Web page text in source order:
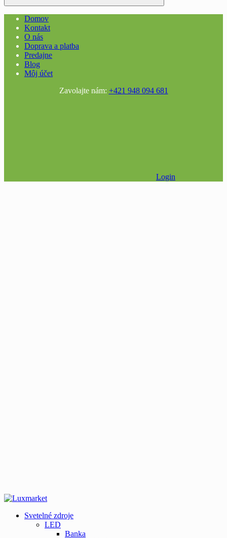
Domov
Kontakt
O nás
Doprava a platba
Predajne
Blog
Môj účet
Zavolajte nám: +421 948 094 681
Login
Svetelné zdroje
LED
Banka